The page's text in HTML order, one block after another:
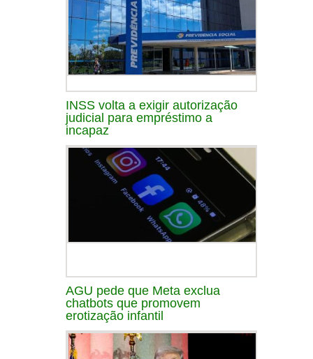
INSS volta a exigir autorização
judicial para empréstimo a
incapaz
AGU pede que Meta exclua
chatbots que promovem
erotização infantil